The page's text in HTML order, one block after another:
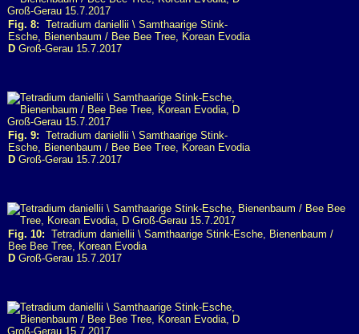
Fig. 8: Tetradium daniellii \ Samthaarige Stink-
Esche, Bienenbaum / Bee Bee Tree, Korean Evodia
D Groß-Gerau 15.7.2017
Fig. 9: Tetradium daniellii \ Samthaarige Stink-
Esche, Bienenbaum / Bee Bee Tree, Korean Evodia
D Groß-Gerau 15.7.2017
Fig. 10: Tetradium daniellii \ Samthaarige Stink-Esche, Bienenbaum /
Bee Bee Tree, Korean Evodia
D Groß-Gerau 15.7.2017